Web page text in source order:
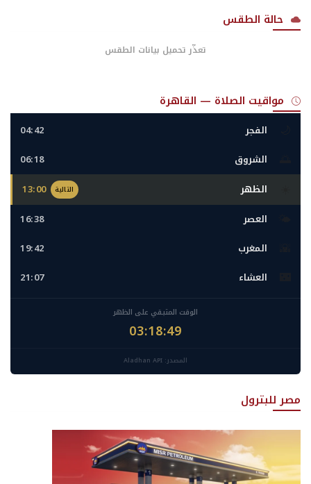
حالة الطقس
تعذّر تحميل بيانات الطقس
مواقيت الصلاة — القاهرة
الفجر 04:42
الشروق 06:18
الظهر التالية 13:00
العصر 16:38
المغرب 19:42
العشاء 21:07
الوقت المتبقي على الظهر
03:18:47
المصدر: Aladhan API
مصر للبترول